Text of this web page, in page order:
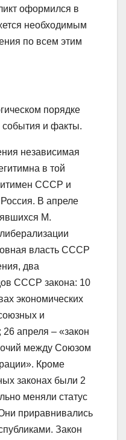
оформился в
необходимым
по всем этим
порядке
и факты.
независимая
в той
СССР и
В апреле
М.
власть СССР
два
СССР закона: 10
экономических
и
апреля – «закон
между Союзом
Кроме
законах были 2
меняли статус
приравнивались
Закон